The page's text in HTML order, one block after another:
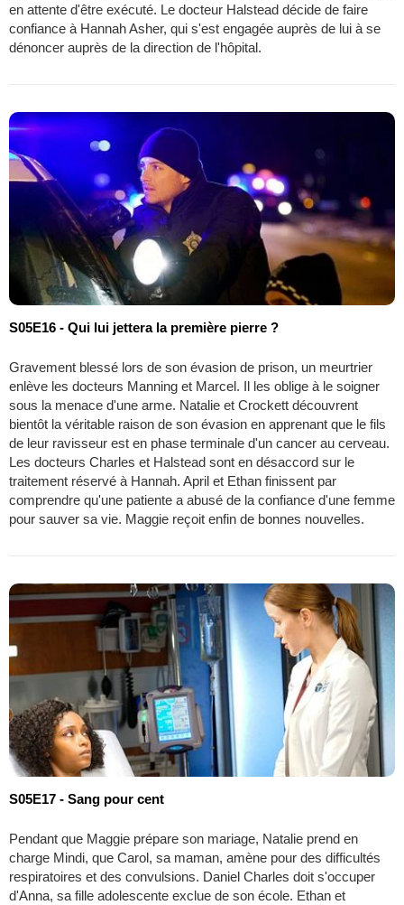
en attente d'être exécuté. Le docteur Halstead décide de faire
confiance à Hannah Asher, qui s'est engagée auprès de lui à se
dénoncer auprès de la direction de l'hôpital.
S05E16 - Qui lui jettera la première pierre ?
Gravement blessé lors de son évasion de prison, un meurtrier
enlève les docteurs Manning et Marcel. Il les oblige à le soigner
sous la menace d'une arme. Natalie et Crockett découvrent
bientôt la véritable raison de son évasion en apprenant que le fils
de leur ravisseur est en phase terminale d'un cancer au cerveau.
Les docteurs Charles et Halstead sont en désaccord sur le
traitement réservé à Hannah. April et Ethan finissent par
comprendre qu'une patiente a abusé de la confiance d'une femme
pour sauver sa vie. Maggie reçoit enfin de bonnes nouvelles.
S05E17 - Sang pour cent
Pendant que Maggie prépare son mariage, Natalie prend en
charge Mindi, que Carol, sa maman, amène pour des difficultés
respiratoires et des convulsions. Daniel Charles doit s'occuper
d'Anna, sa fille adolescente exclue de son école. Ethan et